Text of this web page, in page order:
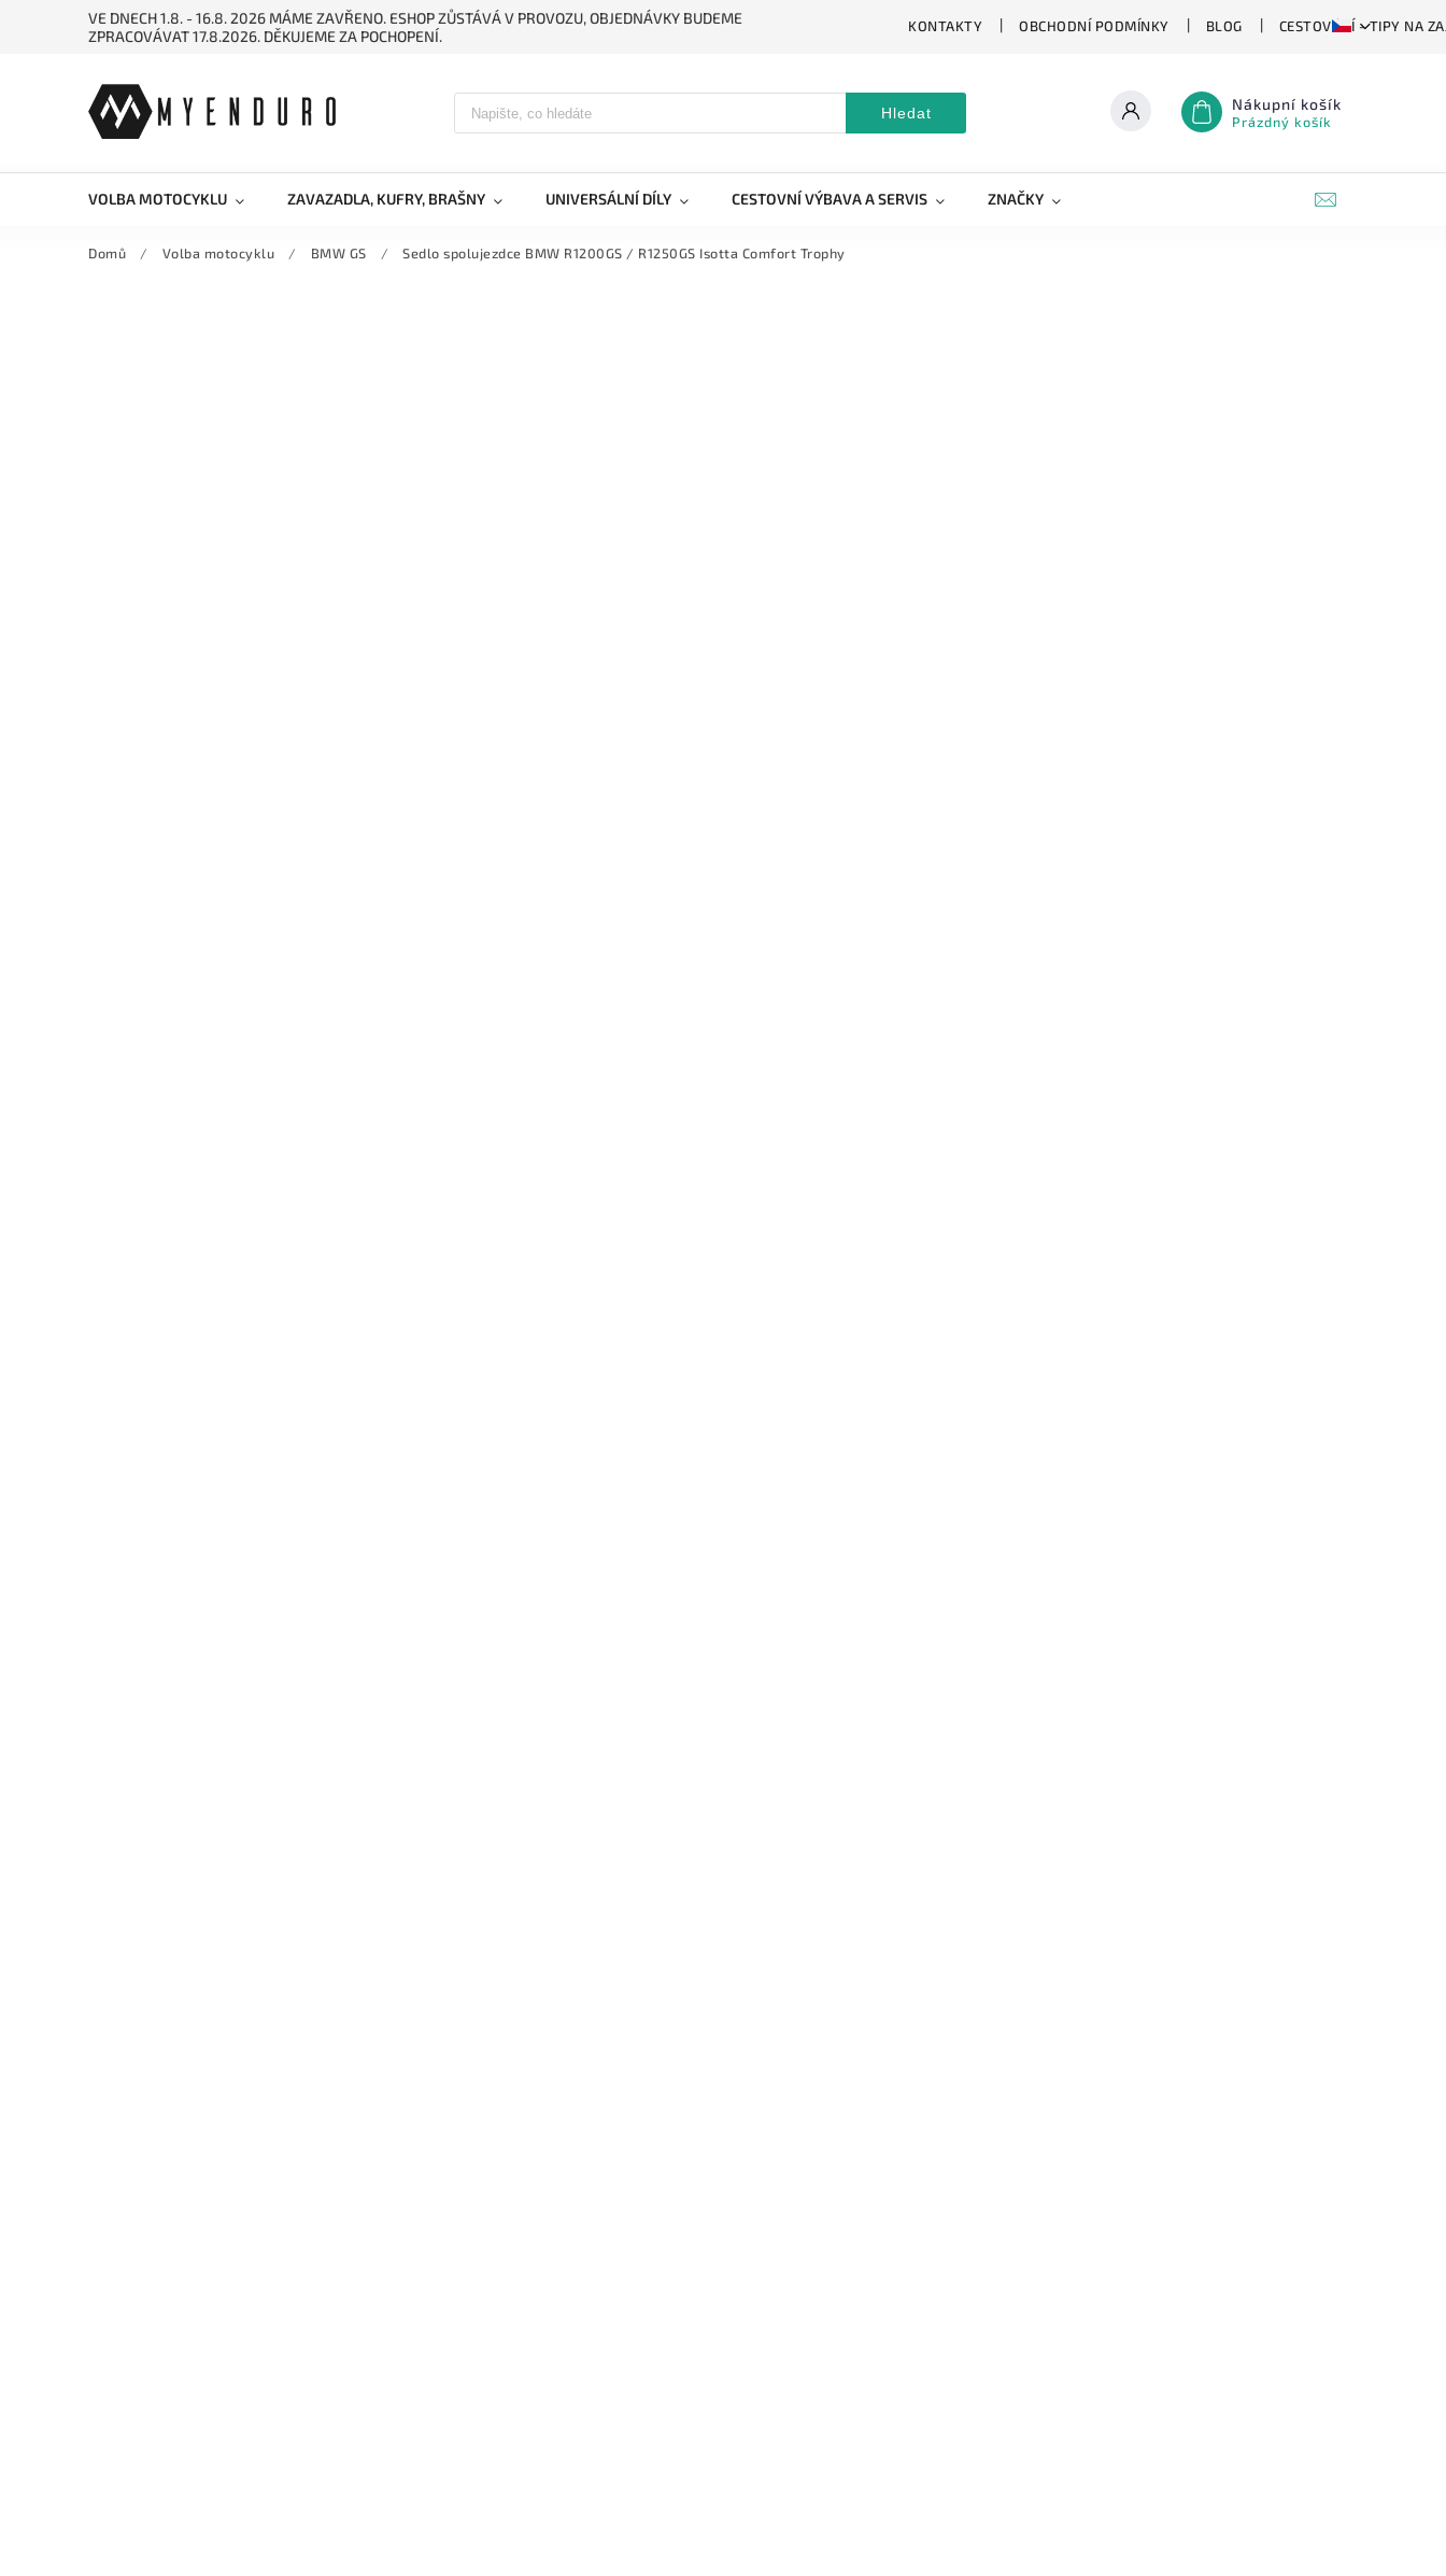
VE DNECH 1.8. - 16.8. 2026 MÁME ZAVŘENO. ESHOP ZŮSTÁVÁ V PROVOZU, OBJEDNÁVKY BUDEME
ZPRACOVÁVAT 17.8.2026. DĚKUJEME ZA POCHOPENÍ.
KONTAKTY OBCHODNÍ PODMÍNKY BLOG CESTOVÁNÍ - TIPY NA
Hledat Nákupní košík
Prázdný košík
VOLBA MOTOCYKLU ZAVAZADLA, KUFRY, BRAŠNY UNIVERSÁLNÍ DÍLY CESTOVNÍ VÝBAVA A SERVIS ZNAČKY
Domů / Volba motocyklu / BMW GS / Sedlo spolujezdce BMW R1200GS / R1250GS Isotta Comfort Trophy